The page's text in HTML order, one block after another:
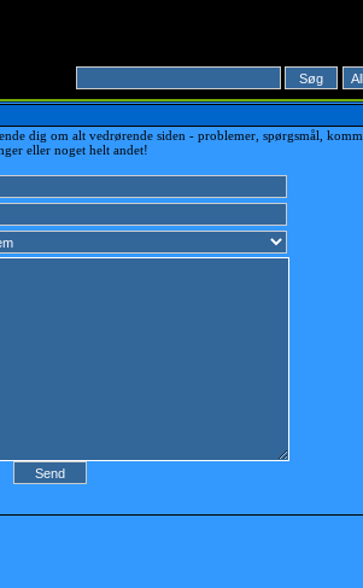
dig om alt vedrørende siden - problemer, spørgsmål,
eller noget helt andet!